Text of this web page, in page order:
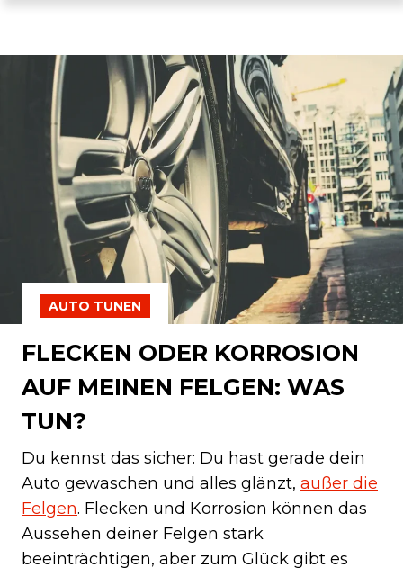
AUTO TUNEN
FLECKEN ODER KORROSION
AUF MEINEN FELGEN: WAS
TUN?
Du kennst das sicher: Du hast gerade dein
Auto gewaschen und alles glänzt, außer die
Felgen. Flecken und Korrosion können das
Aussehen deiner Felgen stark
beeinträchtigen, aber zum Glück gibt es